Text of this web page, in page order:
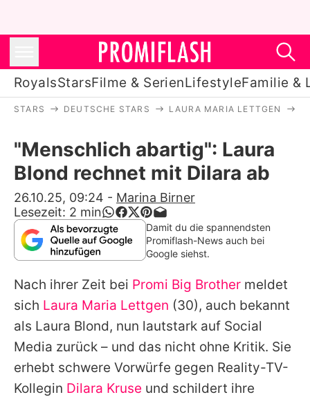
RoyalsStarsFilme & SerienLifestyleFamilie &
Stars
Filme & Serien
Lifestyle
Familie & Liebe
Alle Themen auf Promiflash
Jobs
App runterladen
STARS DEUTSCHE STARS LAURA MARIA LETTGEN
"Menschlich abartig": Laura
Blond rechnet mit Dilara ab
26.10.25, 09:24 - Marina Birner
Lesezeit: 2 min
Damit du die spannendsten
Promiflash-News auch bei
Google siehst.
Nach ihrer Zeit bei Promi Big Brother meldet
sich Laura Maria Lettgen (30), auch bekannt
als Laura Blond, nun lautstark auf Social
Media zurück – und das nicht ohne Kritik. Sie
erhebt schwere Vorwürfe gegen Reality-TV-
Kollegin Dilara Kruse und schildert ihre